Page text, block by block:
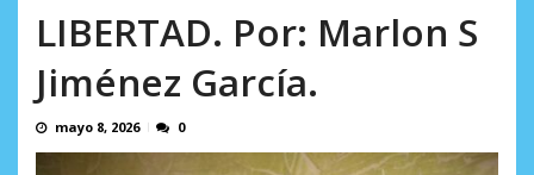
LIBERTAD. Por: Marlon S
Jiménez García.
mayo 8, 2026 0